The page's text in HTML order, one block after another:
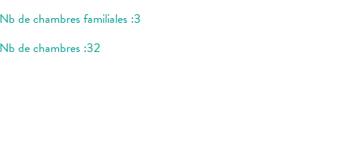
Nb de chambres familiales :3
Nb de chambres :32